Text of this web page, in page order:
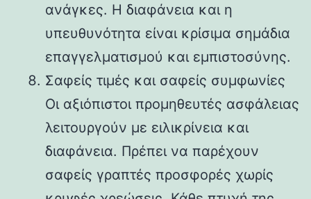
ανάγκες. Η διαφάνεια και η
υπευθυνότητα είναι κρίσιμα σημάδια
επαγγελματισμού και εμπιστοσύνης.
Σαφείς τιμές και σαφείς συμφωνίες
Οι αξιόπιστοι προμηθευτές ασφάλειας
λειτουργούν με ειλικρίνεια και
διαφάνεια. Πρέπει να παρέχουν
σαφείς γραπτές προσφορές χωρίς